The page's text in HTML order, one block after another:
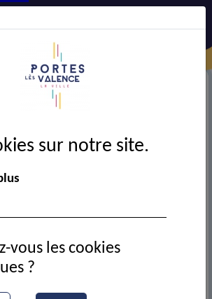
sur notre site.
vous les cookies
?